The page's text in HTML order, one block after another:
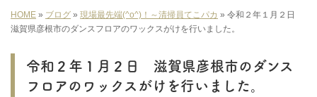
HOME » ブログ » 現場最先端(^o^)！～清掃員てこパカ » 令和２年１月２日
滋賀県彦根市のダンスフロアのワックスがけを行いました。
令和２年１月２日 滋賀県彦根市のダンス
フロアのワックスがけを行いました。